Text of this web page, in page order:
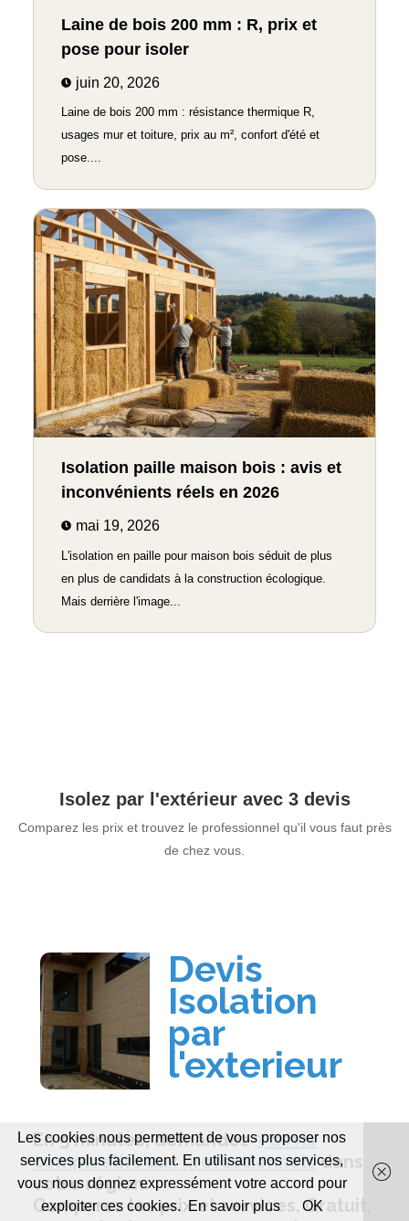
Laine de bois 200 mm : R, prix et
pose pour isoler
juin 20, 2026
Laine de bois 200 mm : résistance thermique R,
usages mur et toiture, prix au m², confort d'été et
pose....
Isolation paille maison bois : avis et
inconvénients réels en 2026
mai 19, 2026
L'isolation en paille pour maison bois séduit de plus
en plus de candidats à la construction écologique.
Mais derrière l'image...
Isolez par l'extérieur avec 3 devis
Comparez les prix et trouvez le professionnel qu'il vous faut près
de chez vous.
Les cookies nous permettent de vous proposer nos
services plus facilement. En utilisant nos services,
vous nous donnez expressément votre accord pour
exploiter ces cookies. En savoir plus OK